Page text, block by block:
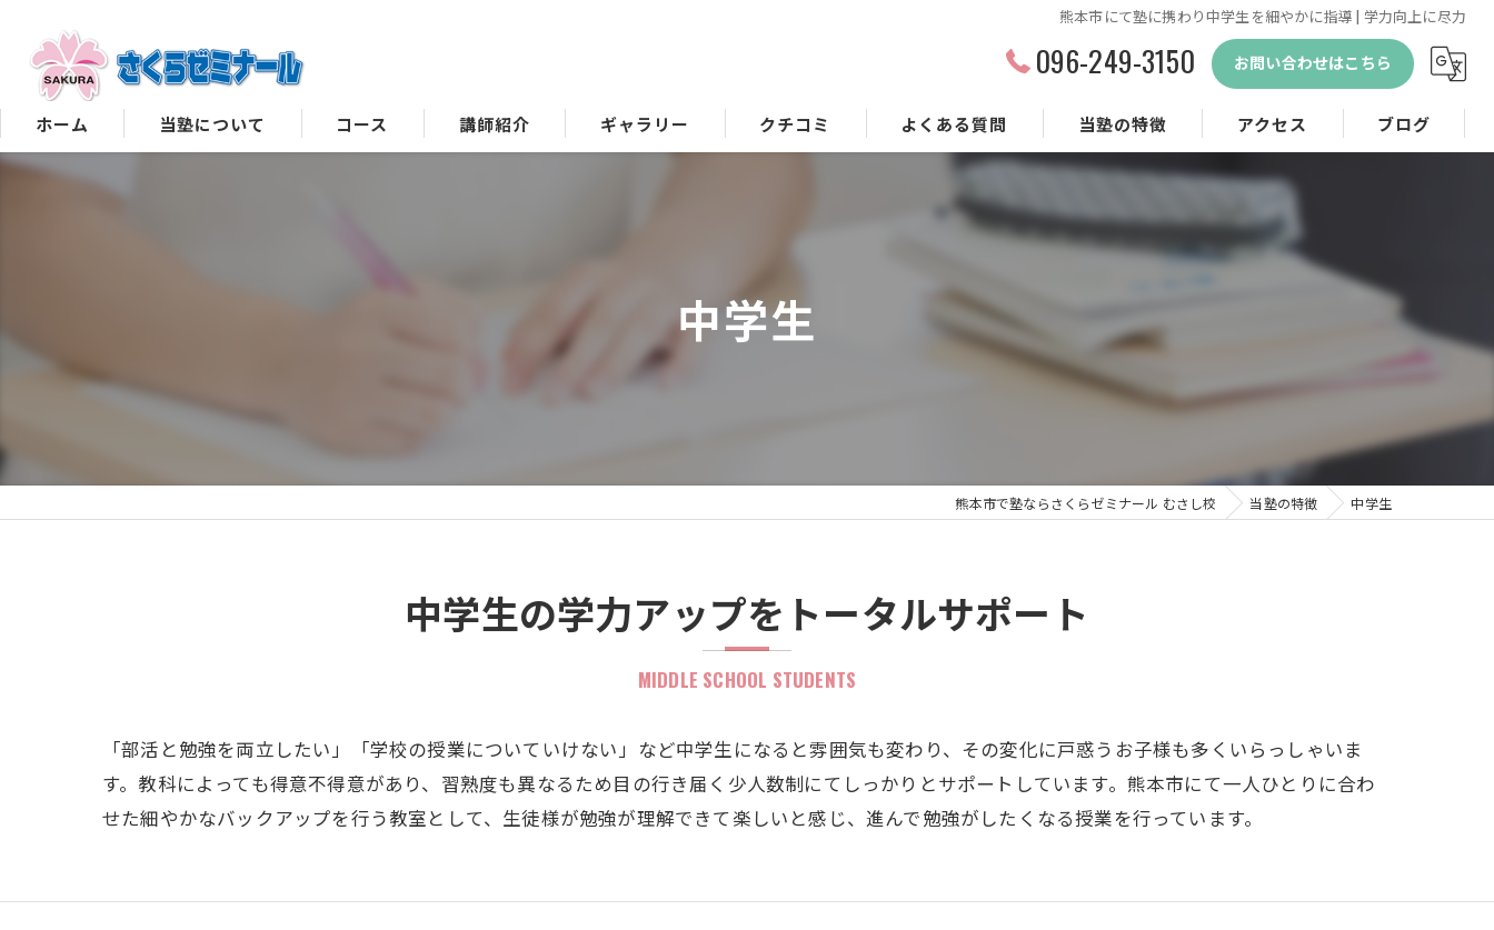
熊本市にて塾に携わり中学生を細やかに指導 | 学力向上に尽力
096-249-3150 お問い合わせはこちら
ホーム 当塾について コース 講師紹介 ギャラリー クチコミ よくある質問 当塾の特徴
中学生
定期テスト対策
アクセス ブログ
中学生
熊本市で塾ならさくらゼミナール むさし校 当塾の特徴 中学生
中学生の学力アップをトータルサポート
MIDDLE SCHOOL STUDENTS
「部活と勉強を両立したい」「学校の授業についていけない」など中学生になると雰囲気も変わり、その変化に戸惑うお子様も多くいらっしゃいま
す。教科によっても得意不得意があり、習熟度も異なるため目の行き届く少人数制にてしっかりとサポートしています。熊本市にて一人ひとりに合わ
せた細やかなバックアップを行う教室として、生徒様が勉強が理解できて楽しいと感じ、進んで勉強がしたくなる授業を行っています。